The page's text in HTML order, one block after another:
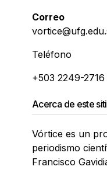
Correo
Teléfono
+503 2249-2716
Acerca de este
Vórtice es un
periodismo
Francisco